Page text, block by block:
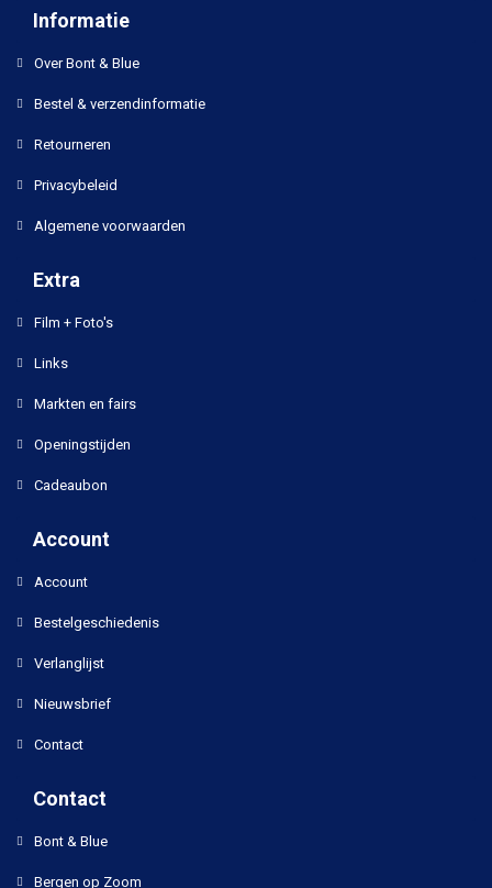
Informatie
Over Bont & Blue
Bestel & verzendinformatie
Retourneren
Privacybeleid
Algemene voorwaarden
Extra
Film + Foto's
Links
Markten en fairs
Openingstijden
Cadeaubon
Account
Account
Bestelgeschiedenis
Verlanglijst
Nieuwsbrief
Contact
Contact
Bont & Blue
Bergen op Zoom